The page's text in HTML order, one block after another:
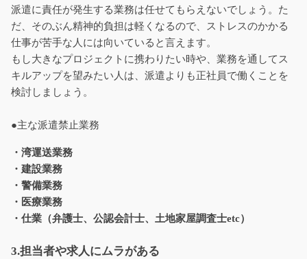
派遣に責任が発生する業務は任せてもらえないでしょう。た
だ、そのぶん精神的負担は軽くなるので、ストレスのかかる
仕事が苦手な人には向いていると言えます。
もし大きなプロジェクトに携わりたい時や、業務を通してス
キルアップを望みたい人は、派遣よりも正社員で働くことを
検討しましょう。
●主な派遣禁止業務
・湾運送業務
・建設業務
・警備業務
・医療業務
・仕業（弁護士、公認会計士、土地家屋調査士etc）
3.担当者や求人にムラがある